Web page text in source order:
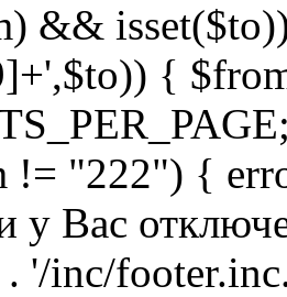
&&
{
!= "222") {
у Вас
. '/inc/